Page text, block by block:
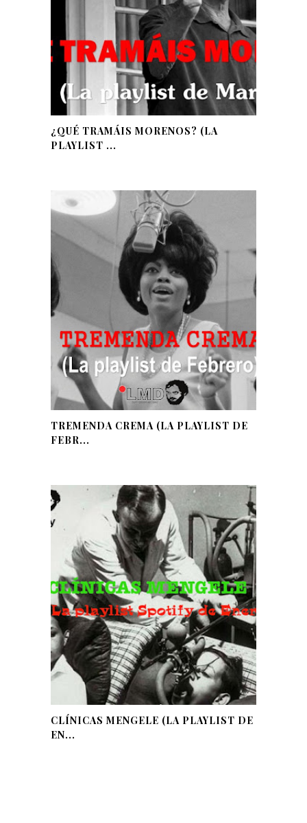
¿QUÉ TRAMÁIS MORENOS? (LA
PLAYLIST ...
TREMENDA CREMA (LA PLAYLIST DE
FEBR...
CLÍNICAS MENGELE (LA PLAYLIST DE
EN...